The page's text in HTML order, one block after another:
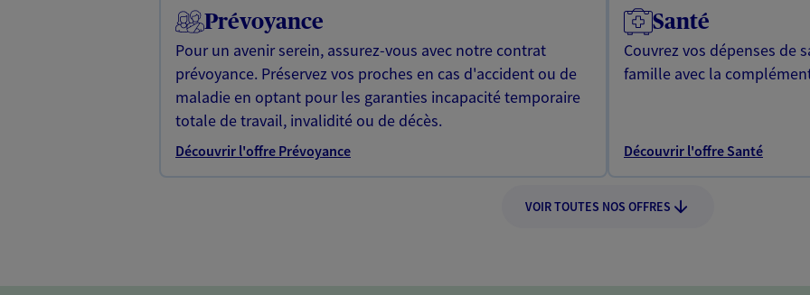
Prévoyance
Pour un avenir serein, assurez-vous avec notre contrat
prévoyance. Préservez vos proches en cas d'accident ou de
maladie en optant pour les garanties incapacité temporaire
totale de travail, invalidité ou de décès.
Découvrir l'offre Prévoyance
Santé
Couvrez vos dépenses de
famille avec la
Découvrir l'offre Santé
VOIR TOUTES NOS OFFRES